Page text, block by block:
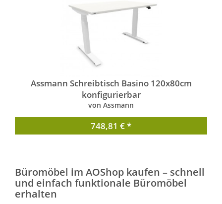
Assmann Schreibtisch Basino 120x80cm
konfigurierbar
von Assmann
748,81 € *
Büromöbel im AOShop kaufen – schnell
und einfach funktionale Büromöbel
erhalten